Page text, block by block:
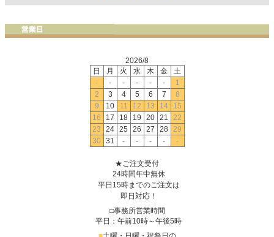
2026/8
日
月 火 水 木 金
土
-
- - - - -
1
2
3 4 5 6 7
8
9
10 11 12 13 14
15
16
17 18 19 20 21
22
23
24 25 26 27 28 29
30
31 - - - - -
★ご注文受付
24時間年中無休
平日15時までのご注文は
即日対応！
□事務所営業時間
平日：午前10時～午後5時